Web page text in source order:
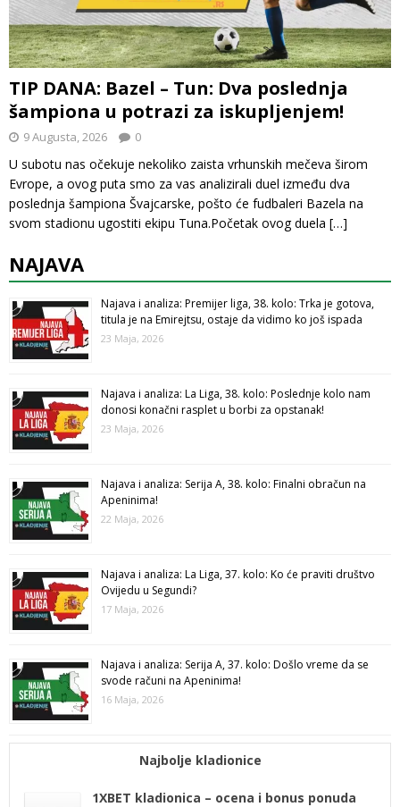
TIP DANA: Bazel – Tun: Dva poslednja
šampiona u potrazi za iskupljenjem!
9 Augusta, 2026 0
U subotu nas očekuje nekoliko zaista vrhunskih mečeva širom
Evrope, a ovog puta smo za vas analizirali duel između dva
poslednja šampiona Švajcarske, pošto će fudbaleri Bazela na
svom stadionu ugostiti ekipu Tuna.Početak ovog duela […]
NAJAVA
Najava i analiza: Premijer liga, 38. kolo: Trka je gotova,
titula je na Emirejtsu, ostaje da vidimo ko još ispada
23 Maja, 2026
Najava i analiza: La Liga, 38. kolo: Poslednje kolo nam
donosi konačni rasplet u borbi za opstanak!
23 Maja, 2026
Najava i analiza: Serija A, 38. kolo: Finalni obračun na
Apeninima!
22 Maja, 2026
Najava i analiza: La Liga, 37. kolo: Ko će praviti društvo
Ovijedu u Segundi?
17 Maja, 2026
Najava i analiza: Serija A, 37. kolo: Došlo vreme da se
svode računi na Apeninima!
16 Maja, 2026
Najbolje kladionice
1XBET kladionica – ocena i bonus ponuda